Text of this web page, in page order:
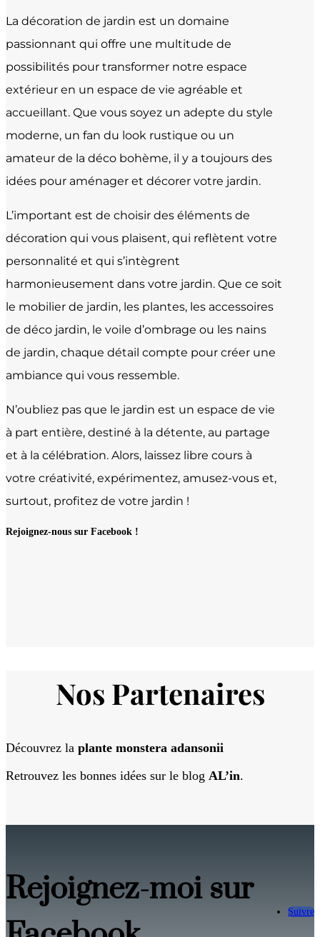
La décoration de jardin est un domaine
passionnant qui offre une multitude de
possibilités pour transformer notre espace
extérieur en un espace de vie agréable et
accueillant. Que vous soyez un adepte du style
moderne, un fan du look rustique ou un
amateur de la déco bohème, il y a toujours des
idées pour aménager et décorer votre jardin.
L’important est de choisir des éléments de
décoration qui vous plaisent, qui reflètent votre
personnalité et qui s’intègrent
harmonieusement dans votre jardin. Que ce soit
le mobilier de jardin, les plantes, les accessoires
de déco jardin, le voile d’ombrage ou les nains
de jardin, chaque détail compte pour créer une
ambiance qui vous ressemble.
N’oubliez pas que le jardin est un espace de vie
à part entière, destiné à la détente, au partage
et à la célébration. Alors, laissez libre cours à
votre créativité, expérimentez, amusez-vous et,
surtout, profitez de votre jardin !
Rejoignez-nous sur Facebook !
Nos Partenaires
Découvrez la plante monstera adansonii
Retrouvez les bonnes idées sur le blog AL’in.
Rejoignez-moi sur
Suivre